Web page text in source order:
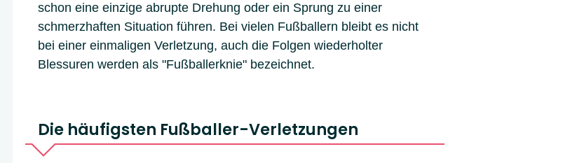
schon eine einzige abrupte Drehung oder ein Sprung zu einer
schmerzhaften Situation führen. Bei vielen Fußballern bleibt es nicht
bei einer einmaligen Verletzung, auch die Folgen wiederholter
Blessuren werden als "Fußballerknie" bezeichnet.
Die häufigsten Fußballer-Verletzungen